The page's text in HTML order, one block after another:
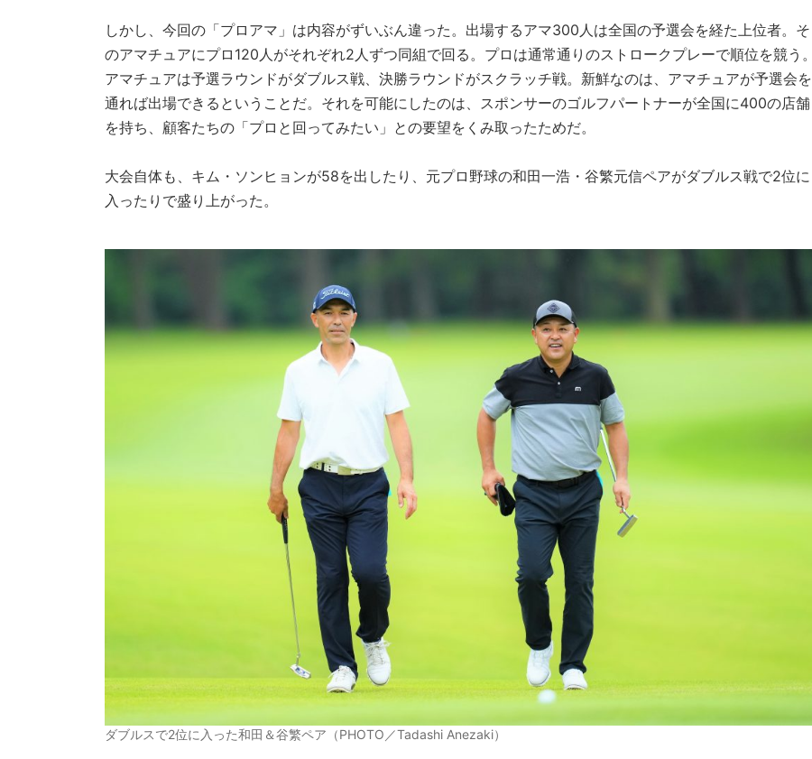
しかし、今回の「プロアマ」は内容がずいぶん違った。出場するアマ300人は全国の予選会を経た上位者。そ
のアマチュアにプロ120人がそれぞれ2人ずつ同組で回る。プロは通常通りのストロークプレーで順位を競う。
アマチュアは予選ラウンドがダブルス戦、決勝ラウンドがスクラッチ戦。新鮮なのは、アマチュアが予選会を
通れば出場できるということだ。それを可能にしたのは、スポンサーのゴルフパートナーが全国に400の店舗
を持ち、顧客たちの「プロと回ってみたい」との要望をくみ取ったためだ。
大会自体も、キム・ソンヒョンが58を出したり、元プロ野球の和田一浩・谷繁元信ペアがダブルス戦で2位に
入ったりで盛り上がった。
ダブルスで2位に入った和田＆谷繁ペア（PHOTO／Tadashi Anezaki）